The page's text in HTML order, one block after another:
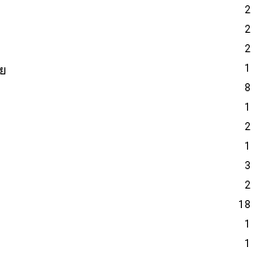
2
2
2
1
8
1
2
1
3
2
18
1
1